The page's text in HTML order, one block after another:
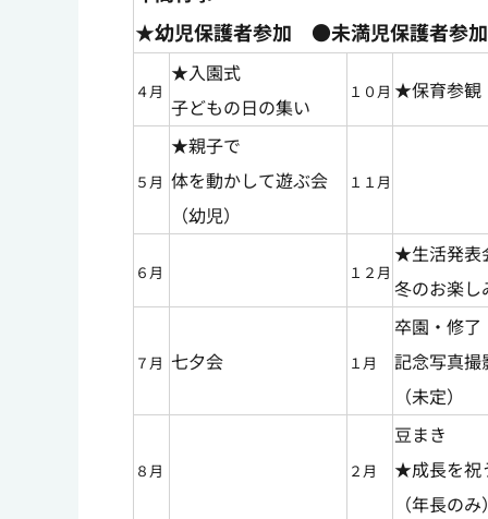
★幼児保護者参加 ●未満児保護者参加
４月
★入園式
子どもの日の集い
１０月 ★保育参観
５月
★親子で
体を動かして遊ぶ会
（幼児）
１１月
６月 １２月
★生活発表
冬のお楽し
７月 七夕会 １月
卒園・修了
記念写真撮
（未定）
８月 ２月
豆まき
★成長を祝
（年長のみ）